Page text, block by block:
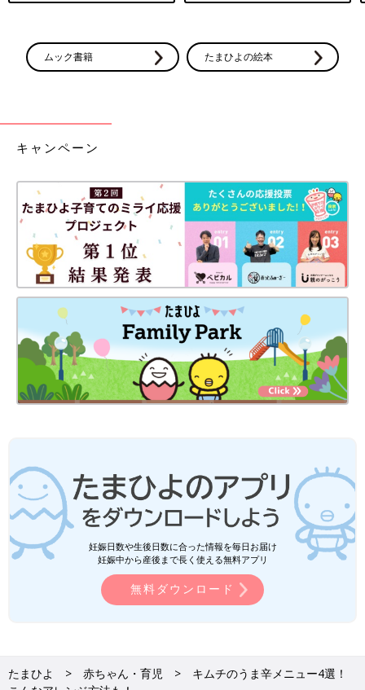
ムック書籍 たまひよの絵本
キャンペーン
妊娠日数や生後日数に合った情報を毎日お届け
妊娠中から産後まで長く使える無料アプリ
無料ダウンロード
たまひよ 赤ちゃん・育児
キムチのうま辛メニュー4選！